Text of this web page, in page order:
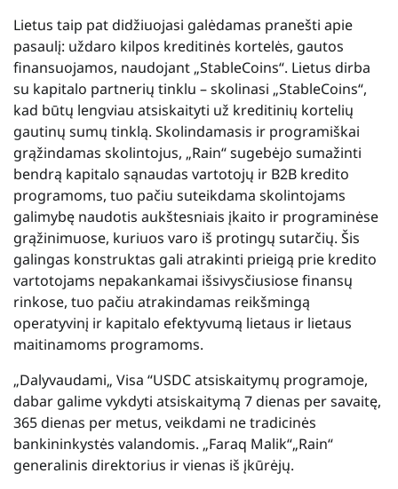
Lietus taip pat didžiuojasi galėdamas pranešti apie
pasaulį: uždaro kilpos kreditinės kortelės, gautos
finansuojamos, naudojant „StableCoins“. Lietus dirba
su kapitalo partnerių tinklu – skolinasi „StableCoins“,
kad būtų lengviau atsiskaityti už kreditinių kortelių
gautinų sumų tinklą. Skolindamasis ir programiškai
grąžindamas skolintojus, „Rain“ sugebėjo sumažinti
bendrą kapitalo sąnaudas vartotojų ir B2B kredito
programoms, tuo pačiu suteikdama skolintojams
galimybę naudotis aukštesniais įkaito ir programinėse
grąžinimuose, kuriuos varo iš protingų sutarčių. Šis
galingas konstruktas gali atrakinti prieigą prie kredito
vartotojams nepakankamai išsivysčiusiose finansų
rinkose, tuo pačiu atrakindamas reikšmingą
operatyvinį ir kapitalo efektyvumą lietaus ir lietaus
maitinamoms programoms.
„Dalyvaudami„ Visa “USDC atsiskaitymų programoje,
dabar galime vykdyti atsiskaitymą 7 dienas per savaitę,
365 dienas per metus, veikdami ne tradicinės
bankininkystės valandomis. „Faraq Malik“„Rain“
generalinis direktorius ir vienas iš įkūrėjų.